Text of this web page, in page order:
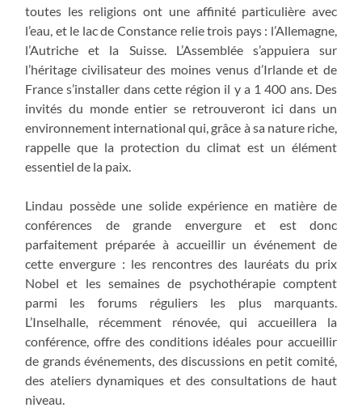
toutes les religions ont une affinité particulière avec
l’eau, et le lac de Constance relie trois pays : l’Allemagne,
l’Autriche et la Suisse. L’Assemblée s’appuiera sur
l’héritage civilisateur des moines venus d’Irlande et de
France s’installer dans cette région il y a 1 400 ans. Des
invités du monde entier se retrouveront ici dans un
environnement international qui, grâce à sa nature riche,
rappelle que la protection du climat est un élément
essentiel de la paix.
Lindau possède une solide expérience en matière de
conférences de grande envergure et est donc
parfaitement préparée à accueillir un événement de
cette envergure : les rencontres des lauréats du prix
Nobel et les semaines de psychothérapie comptent
parmi les forums réguliers les plus marquants.
L’Inselhalle, récemment rénovée, qui accueillera la
conférence, offre des conditions idéales pour accueillir
de grands événements, des discussions en petit comité,
des ateliers dynamiques et des consultations de haut
niveau.